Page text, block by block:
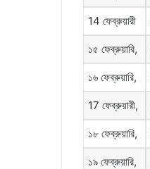
14 ফেব্রুয়ারী
১৫ ফেব্রুয়ারি,
১৬ ফেব্রুয়ারি,
17 ফেব্রুয়ারী,
১৮ ফেব্রুয়ারি,
১৯ ফেব্রুয়ারি,